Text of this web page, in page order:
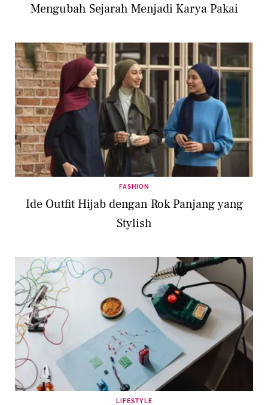
Mengubah Sejarah Menjadi Karya Pakai
FASHION
Ide Outfit Hijab dengan Rok Panjang yang
Stylish
LIFESTYLE